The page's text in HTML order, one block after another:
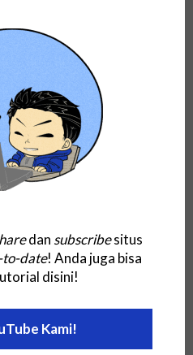
dan
serta...
Privasi (Data Privacy)
dan subscribesitus
to-date! Anda juga bisa
disini!
Kami!